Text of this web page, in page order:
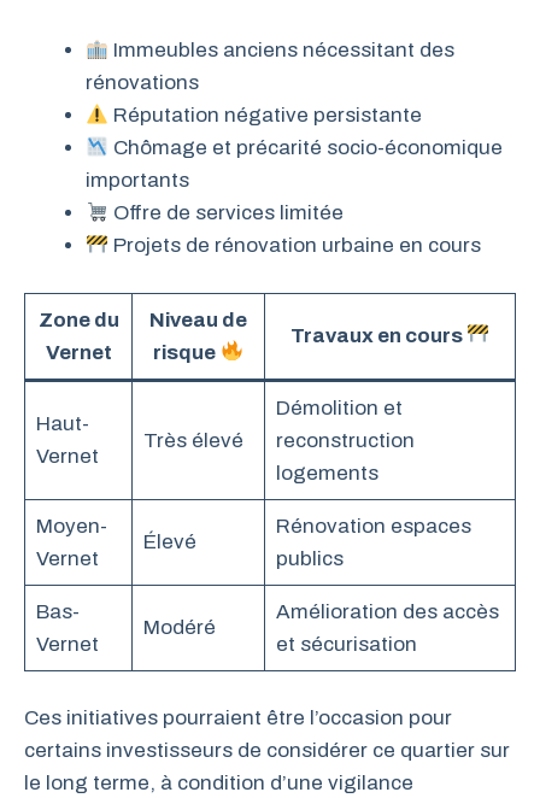
Immeubles anciens nécessitant des
rénovations
Réputation négative persistante
Chômage et précarité socio-économique
importants
Offre de services limitée
Projets de rénovation urbaine en cours
Zone du
Vernet
Niveau de
risque
Travaux en cours
Haut-
Vernet
Très élevé
Démolition et
reconstruction
logements
Moyen-
Vernet
Élevé
Rénovation espaces
publics
Bas-
Vernet
Modéré
Amélioration des accès
et sécurisation
Ces initiatives pourraient être l’occasion pour
certains investisseurs de considérer ce quartier sur
le long terme, à condition d’une vigilance